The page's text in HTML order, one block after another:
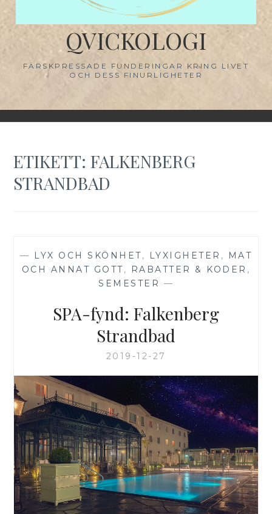
QVICKOLOGI
FÄRSKPRESSADE FUNDERINGAR KRING LIVET
OCH DESS FINURLIGHETER
ETIKETT:FALKENBERG
STRANDBAD
— LYX OCH SKÖNHET, LYXIGHETER ,
MAT
OCH ANNAT GOTT, RABATTER & KODER ,
SEMESTER —
SPA-fynd: Falkenberg
Strandbad
2019-12-27